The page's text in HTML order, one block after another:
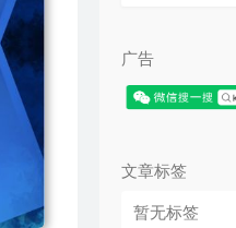
广告
文章标签
暂无标签